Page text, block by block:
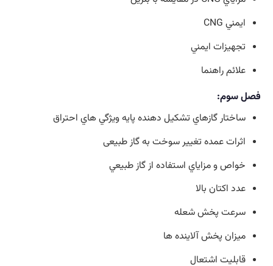
ايمني CNG
تجهيزات ايمني
علائم راهنما
فصل سوم:
ساختار گازهاي تشكيل دهنده پايه ويژگي هاي احتراق
اثرات عمده تغيير سوخت به گاز طبيعی
خواص و مزاياي استفاده از گاز طبيعي
عدد اكتان بالا
سرعت پخش شعله
ميزان پخش آلاينده ها
قابليت اشتعال